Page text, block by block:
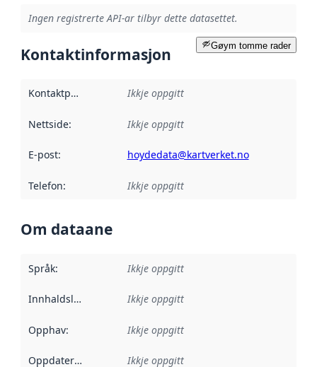
Ingen registrerte API-ar tilbyr dette datasettet.
Gøym tomme rader
Kontaktinformasjon
Kontaktpunkt Ikkje oppgitt
Nettside: Ikkje oppgitt
E-post: hoydedata@kartverket.no
Telefon: Ikkje oppgitt
Om dataane
Språk: Ikkje oppgitt
Innhaldsleverandørar :
Ikkje oppgitt
Opphav: Ikkje oppgitt
Oppdateringsfrekvens :
Ikkje oppgitt